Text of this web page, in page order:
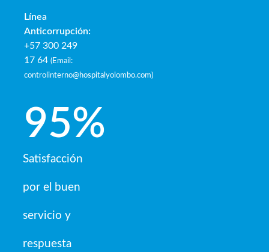
Línea
Anticorrupción:
+57 300 249
17 64 (Email:
controlinterno@hospitalyolombo.com)
Satisfacción
por el buen
servicio y
respuesta
95%